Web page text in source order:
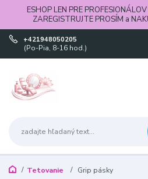
ESHOP LEN PRE
ZAREGISTRUJTE PROSÍM a
+421948050205
(Po-Pia, 8-16 hod.)
Tetovanie Grip pásky